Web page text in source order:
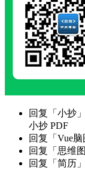
回复「小抄
小抄 PDF
回复「Vue
回复「思维
回复「简历